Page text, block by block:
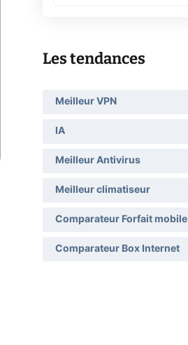
Les tendances
Meilleur VPN
IA
Meilleur Antivirus
Meilleur climatiseur
Comparateur Forfait mobile
Comparateur Box Internet